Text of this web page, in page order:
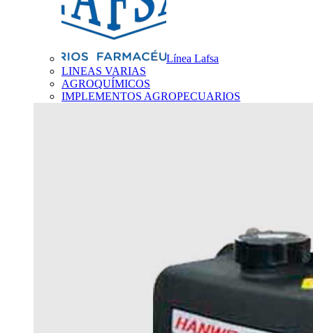
Línea Lafsa
LINEAS VARIAS
AGROQUÍMICOS
IMPLEMENTOS AGROPECUARIOS